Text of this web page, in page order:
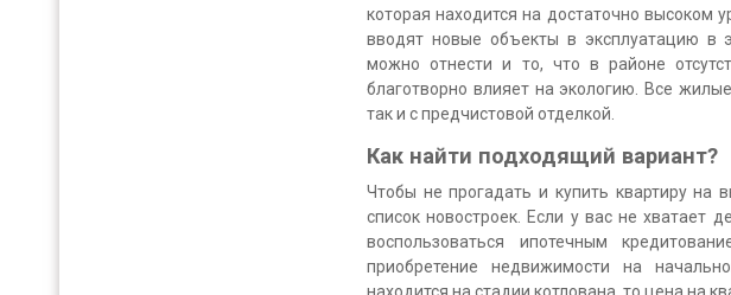
которая находится на достаточно высоком
вводят новые объекты в эксплуатацию в
можно отнести и то, что в районе
благотворно влияет на экологию. Все
так и с предчистовой отделкой.
Как найти подходящий вариант?
Чтобы не прогадать и купить квартиру на
список новостроек. Если у вас не хватает
воспользоваться ипотечным
приобретение недвижимости на
находится на стадии котлована, то цена на